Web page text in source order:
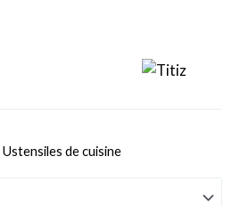
Ustensiles de cuisine